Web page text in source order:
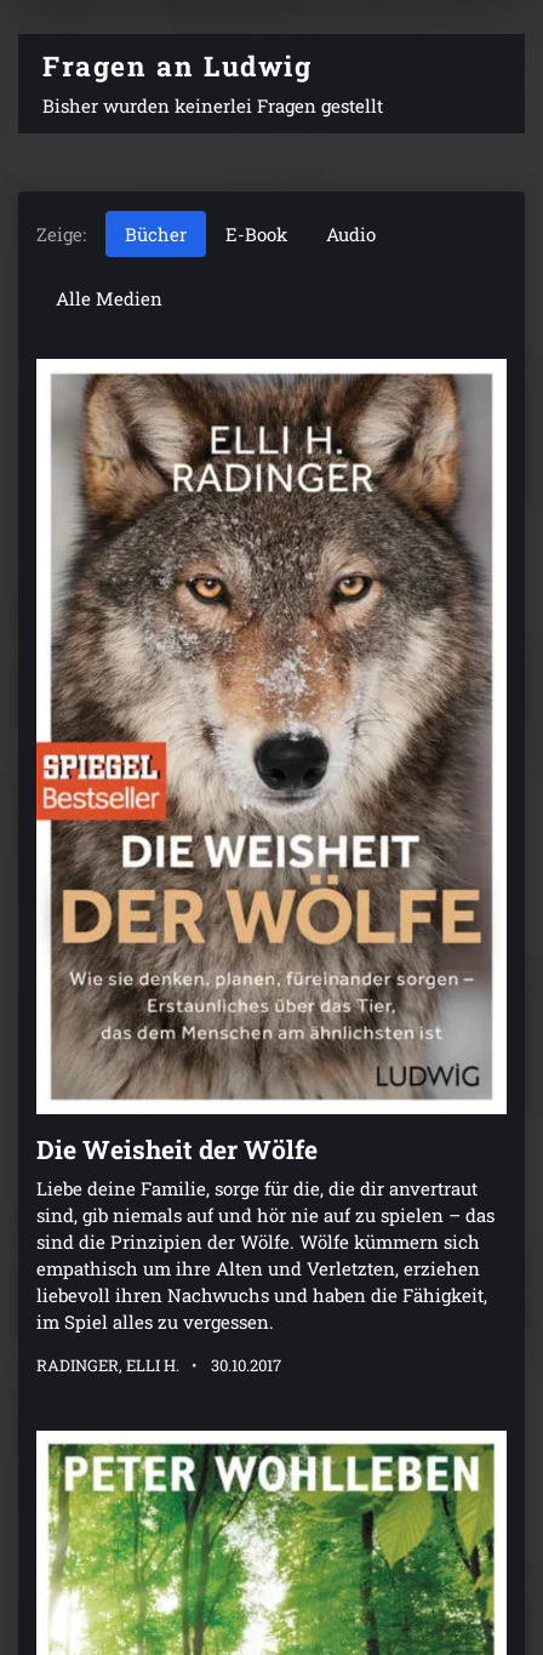
Fragen an Ludwig
Bisher wurden keinerlei Fragen gestellt
Zeige: Bücher E-Book Audio
Alle Medien
Die Weisheit der Wölfe
Liebe deine Familie, sorge für die, die dir anvertraut
sind, gib niemals auf und hör nie auf zu spielen – das
sind die Prinzipien der Wölfe. Wölfe kümmern sich
empathisch um ihre Alten und Verletzten, erziehen
liebevoll ihren Nachwuchs und haben die Fähigkeit,
im Spiel alles zu vergessen.
RADINGER, ELLI H. 30.10.2017